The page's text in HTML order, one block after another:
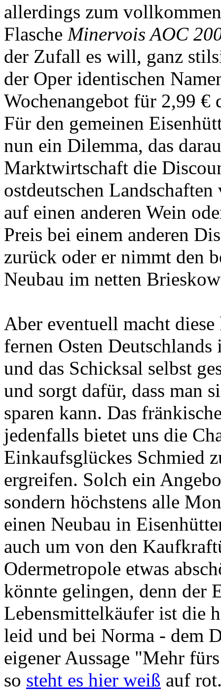
allerdings zum
Flasche Minervois AOC
der Zufall es will, ganz
der Oper identischen
Wochenangebot für 2,99 €
Für den gemeinen
nun ein Dilemma, das
Marktwirtschaft die
ostdeutschen
auf einen anderen Wein
Preis bei einem anderen
zurück oder er nimmt den
Neubau im netten
Aber eventuell macht
fernen Osten
und das Schicksal selbst
und sorgt dafür, dass man
sparen kann. Das
jedenfalls bietet uns die
Einkaufsglückes Schmied
ergreifen. Solch ein
sondern höchstens alle
einen Neubau in
auch um von den
Odermetropole etwas
könnte gelingen, denn der
Lebensmittelkäufer ist die
leid und bei Norma - dem
eigener Aussage "Mehr
so steht es hier weiß auf